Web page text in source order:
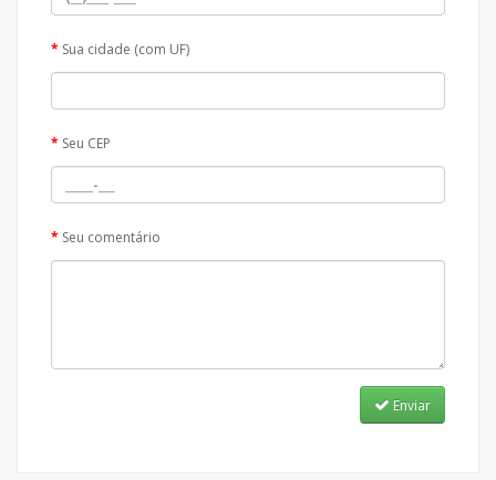
Sua cidade (com UF)
Seu CEP
Seu comentário
Enviar